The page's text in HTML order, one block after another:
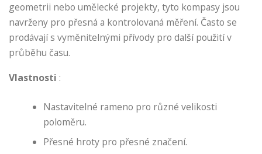
geometrii nebo umělecké projekty, tyto kompasy jsou
navrženy pro přesná a kontrolovaná měření. Často se
prodávají s vyměnitelnými přívody pro další použití v
průběhu času.
Vlastnosti :
Nastavitelné rameno pro různé velikosti
poloměru.
Přesné hroty pro přesné značení.